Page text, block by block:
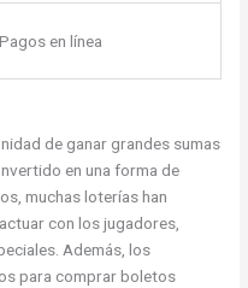
Pagos en línea
de ganar grandes sumas
en una forma de
muchas loterías han
con los jugadores,
Además, los
para comprar boletos